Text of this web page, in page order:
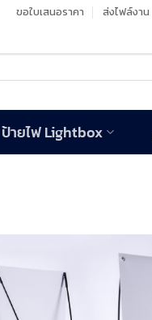
ขอใบเสนอราคา ส่งไฟล์งาน
ป้ายไฟ Lightbox